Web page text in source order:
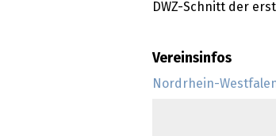
DWZ-Schnitt der
Vereinsinfos
Nordrhein-